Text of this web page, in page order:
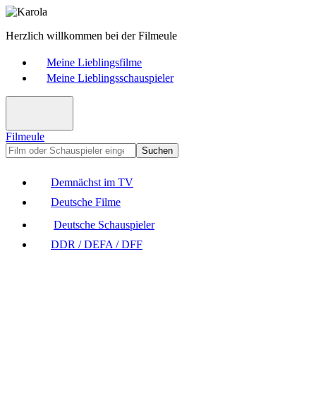
Herzlich willkommen bei der Filmeule
Meine Lieblingsfilme
Meine Lieblingsschauspieler
Filmeule
Suchen
Demnächst im TV
Deutsche Filme
Deutsche Schauspieler
DDR / DEFA / DFF